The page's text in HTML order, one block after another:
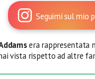
Seguimi sul mio
era rappresentata
vista rispetto ad altre